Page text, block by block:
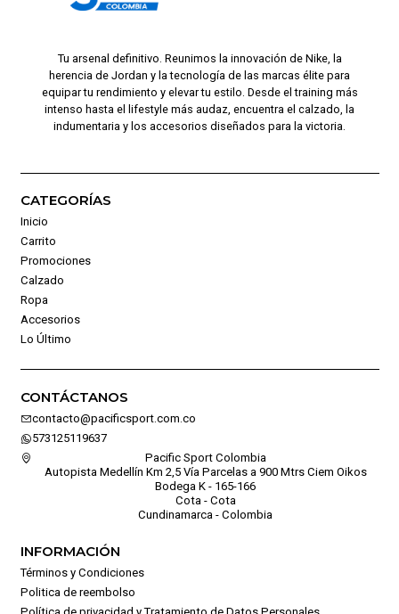
Tu arsenal definitivo. Reunimos la innovación de Nike, la
herencia de Jordan y la tecnología de las marcas élite para
equipar tu rendimiento y elevar tu estilo. Desde el training más
intenso hasta el lifestyle más audaz, encuentra el calzado, la
indumentaria y los accesorios diseñados para la victoria.
CATEGORÍAS
Inicio
Carrito
Promociones
Calzado
Ropa
Accesorios
Lo Último
CONTÁCTANOS
contacto@pacificsport.com.co
573125119637
Pacific Sport Colombia
Autopista Medellín Km 2,5 Vía Parcelas a 900 Mtrs Ciem Oikos
Bodega K - 165-166
Cota - Cota
Cundinamarca - Colombia
INFORMACIÓN
Términos y Condiciones
Politica de reembolso